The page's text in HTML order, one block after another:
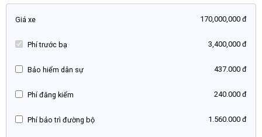
Giá xe 170,000,000 đ
Phí trước bạ 3,400,000 đ
Bảo hiểm dân sự 437.000 đ
Phí đăng kiểm 240.000 đ
Phí bảo trì đường bộ 1.560.000 đ